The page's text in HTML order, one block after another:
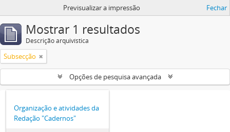
Previsualizar a impressão Fechar
Mostrar 1 resultados
Descrição arquivística
Subsecção
Opções de pesquisa avançada
Organização e atividades da
Redação "Cadernos"